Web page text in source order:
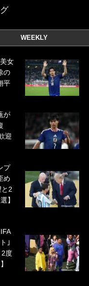
WEEKLY
女
の
平
が
迎
プ
め
2
】
｣
2度